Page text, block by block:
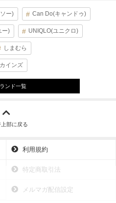
ー) Can Do(キャンドゥ)
ー) UNIQLO(ユニクロ)
しまむら
カインズ
ンド一覧
部に戻る
利用規約
特定商取引法
メルマガ配信設定